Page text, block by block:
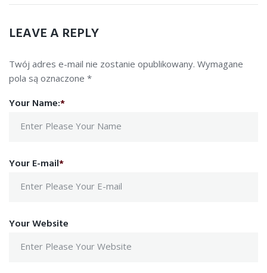
LEAVE A REPLY
Twój adres e-mail nie zostanie opublikowany. Wymagane
pola są oznaczone *
Your Name:*
Your E-mail*
Your Website